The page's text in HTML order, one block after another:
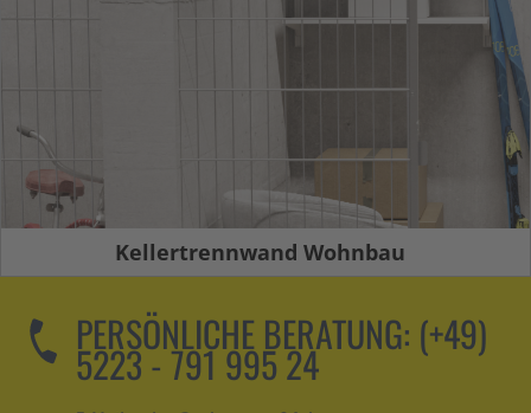
Kellertrennwand Wohnbau
PERSÖNLICHE BERATUNG: (+49)
5223 - 791 995 24